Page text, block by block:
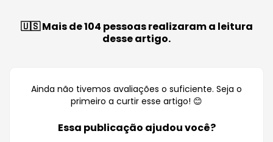
🇺🇸 Mais de 104 pessoas realizaram a leitura
desse artigo.
Ainda não tivemos avaliações o suficiente. Seja o
primeiro a curtir esse artigo! 😊
Essa publicação ajudou você?